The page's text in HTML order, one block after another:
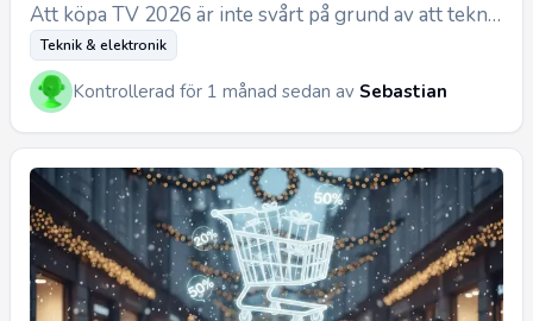
Att köpa TV 2026 är inte svårt på grund av att teknik
en är dålig – utan för att det finns för mycket att välja
på. Nästa...
Teknik & elektronik
Kontrollerad för 1 månad sedan av Sebastian